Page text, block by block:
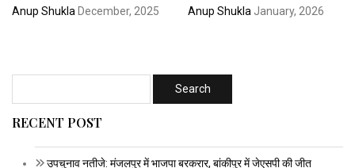
Anup Shukla December, 2025 Anup Shukla January, 2026
RECENT POST
उपचुनाव नतीजे: मंजलपुर में भाजपा बरकरार, बांकीपुर में जेएसपी की जीत